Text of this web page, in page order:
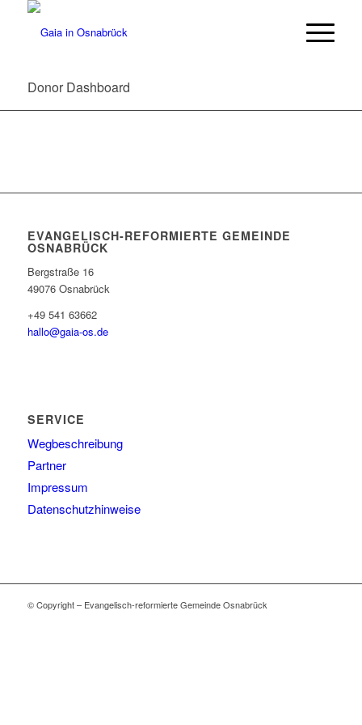
Donor Dashboard
EVANGELISCH-REFORMIERTE GEMEINDE
OSNABRÜCK
Bergstraße 16
49076 Osnabrück
+49 541 63662
hallo@gaia-os.de
SERVICE
Wegbeschreibung
Partner
Impressum
Datenschutzhinweise
© Copyright – Evangelisch-reformierte Gemeinde Osnabrück